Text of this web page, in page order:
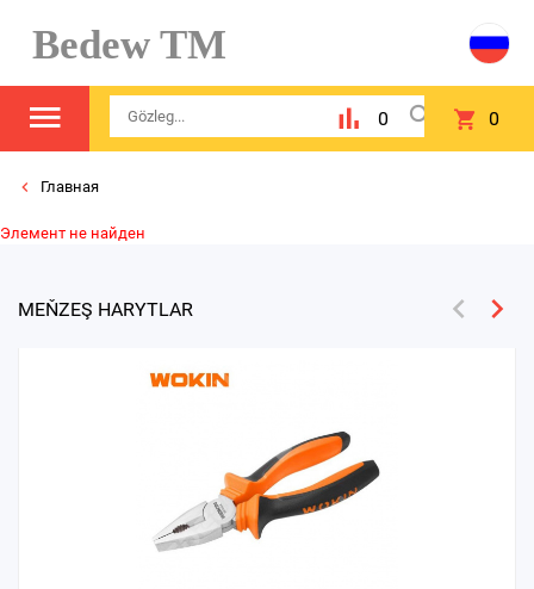
Bedew TM
0 0
Главная
Элемент не найден
MEŇZEŞ HARYTLAR